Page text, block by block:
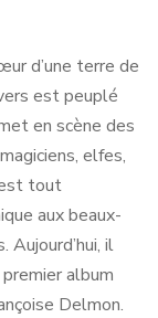
d’une terre de
est peuplé
en scène des
elfes,
tout
aux beaux-
Aujourd’hui, il
album
Delmon.